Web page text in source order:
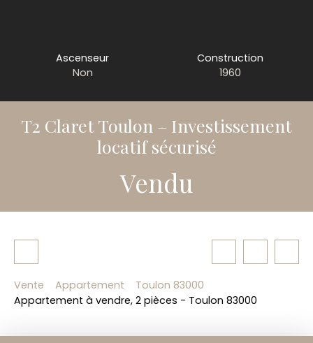
Ascenseur
Non
Construction
1960
T2 Claret Toulon – Investissement
locatif sécurisé
Vendu
Vente Appartement
Toulon 83000
Appartement à vendre, 2 pièces - Toulon 83000